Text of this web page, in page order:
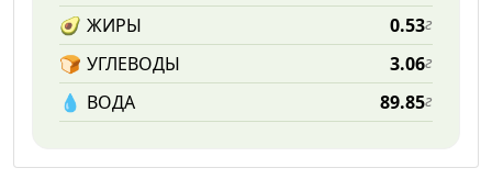
🥑 ЖИРЫ 0.53г
🍞 УГЛЕВОДЫ 3.06г
💧️ ВОДА 89.85г